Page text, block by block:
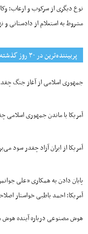
نوع دیگری از سرکوب و ارعاب؛
مشروط به استعلام از دادستانی و
پربیننده‌ترین‌ در ۳۰ روز گذشته
جمهوری اسلامی از آغاز جنگ
آمریکا با ماندن جمهوری
آمریکا از ایران آزاد چقدر سود
پایان دادن به همکاری «علی
آمریکا؛ احمد باطبی خواستار
هوش مصنوعی درباره آینده